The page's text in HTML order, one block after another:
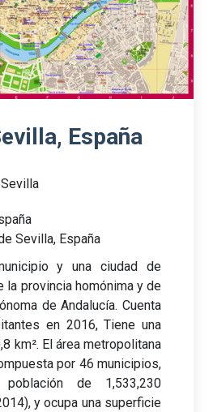
España
Sevilla
Sevilla, España
y una ciudad de
la provincia homónima y de
de Andalucía. Cuenta
en 2016, Tiene una
km². El área metropolitana
por 46 municipios,
de 1,533,230
y ocupa una superficie